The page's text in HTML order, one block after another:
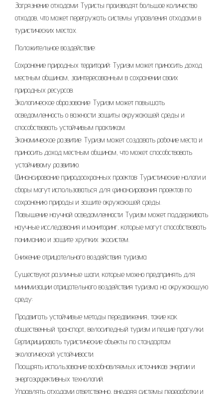
Загрязнение отходами: Туристы производят большое количество
отходов, что может перегружать системы управления отходами в
туристических местах.
Положительное воздействие:
Сохранение природных территорий: Туризм может приносить доход
местным общинам, заинтересованным в сохранении своих
природных ресурсов.
Экологическое образование: Туризм может повышать
осведомленность о важности защиты окружающей среды и
способствовать устойчивым практикам.
Экономическое развитие: Туризм может создавать рабочие места и
приносить доход местным общинам, что может способствовать
устойчивому развитию.
Финансирование природоохранных проектов: Туристические налоги и
сборы могут использоваться для финансирования проектов по
сохранению природы и защите окружающей среды.
Повышение научной осведомленности: Туризм может поддерживать
научные исследования и мониторинг, которые могут способствовать
пониманию и защите хрупких экосистем.
Снижение отрицательного воздействия туризма
Существуют различные шаги, которые можно предпринять для
минимизации отрицательного воздействия туризма на окружающую
среду:
Продвигать устойчивые методы передвижения, такие как
общественный транспорт, велосипедный туризм и пешие прогулки.
Сертифицировать туристические объекты по стандартам
экологической устойчивости.
Поощрять использование возобновляемых источников энергии и
энергоэффективных технологий.
Управлять отходами ответственно, внедряя системы переработки и